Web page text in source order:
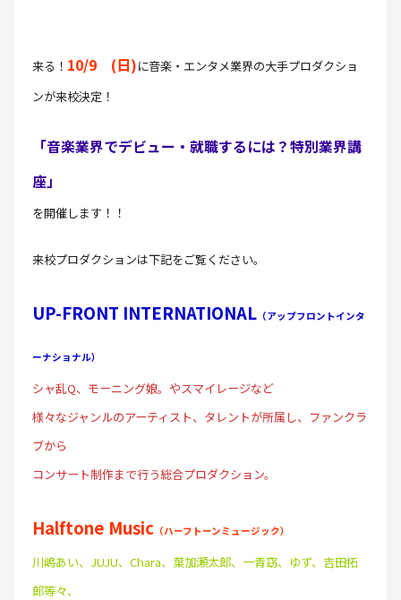
来る！ 10/9 (日)に音楽・エンタメ業界の大手プロダクショ
ンが来校決定！
「音楽業界でデビュー・就職するには？特別業界講
座」
を開催します！！
来校プロダクションは下記をご覧ください。
UP-FRONT INTERNATIONAL （アップフロントインタ
ーナショナル）
シャ乱Q、モーニング娘。やスマイレージなど
様々なジャンルのアーティスト、タレントが所属し、ファンクラ
ブから
コンサート制作まで行う総合プロダクション。
Halftone Music （ハーフトーンミュージック）
川嶋あい、JUJU、Chara、葉加瀬太郎、一青窈、ゆず、吉田拓
郎等々、